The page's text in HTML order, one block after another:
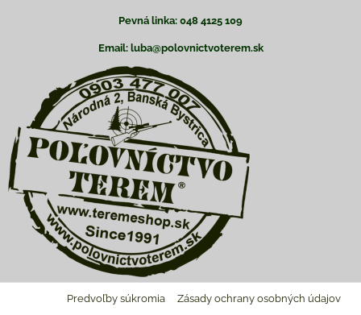
Pevná linka: 048 4125 109
Email: luba@polovnictvoterem.sk
Predvoľby súkromia Zásady ochrany osobných údajov